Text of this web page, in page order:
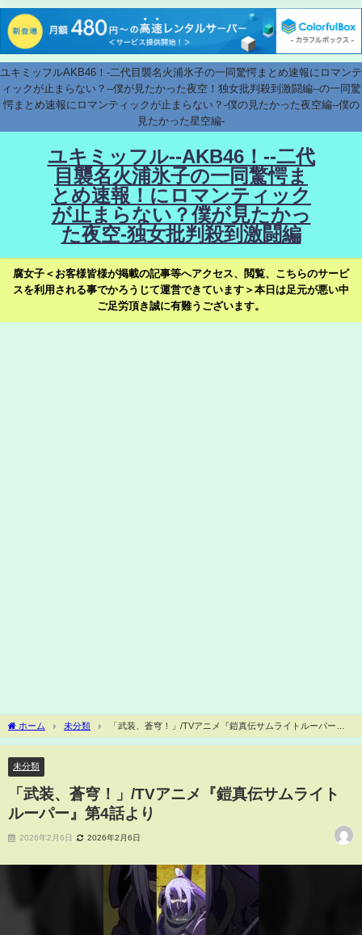
ユキミッフルAKB46！-二代目襲名火浦氷子の一同驚愕まとめ速報にロマンテ
ィックが止まらない？--僕が見たかった夜空！独女批判殺到激闘編--の一同驚
愕まとめ速報にロマンティックが止まらない？-僕の見たかった夜空編--僕の
見たかった星空編-
ユキミッフル--AKB46！--二代
目襲名火浦氷子の一同驚愕ま
とめ速報！にロマンティック
が止まらない？僕が見たかっ
た夜空-独女批判殺到激闘編
腐女子＜お客様皆様が掲載の記事等へアクセス、閲覧、こちらのサービ
スを利用される事でかろうじて運営できています＞本日は足元が悪い中
ご足労頂き誠に有難うございます。
ホーム 未分類
「武装、蒼穹！」/TVアニメ『鎧真伝サムライトルーパー』
第4話より
未分類
「武装、蒼穹！」/TVアニメ『鎧真伝サムライト
ルーパー』第4話より
2026年2月6日 2026年2月6日